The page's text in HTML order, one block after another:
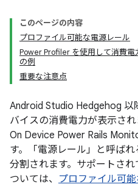
このページの内容
プロファイル可能な電源レール
Power Profiler を使用して消費
の例
重要な注意点
Android Studio Hedgehog
バイスの消費電力が表示され
On Device Power Rails
す。「電源レール」と呼ば
分割されます。サポートさ
ついては、 プロファイル可